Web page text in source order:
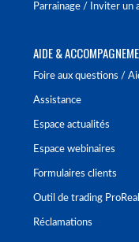
Parrainage / Inviter un
AIDE &
Foire aux questions /
Assistance
Espace actualités
Espace webinaires
Formulaires clients
Outil de trading
Réclamations